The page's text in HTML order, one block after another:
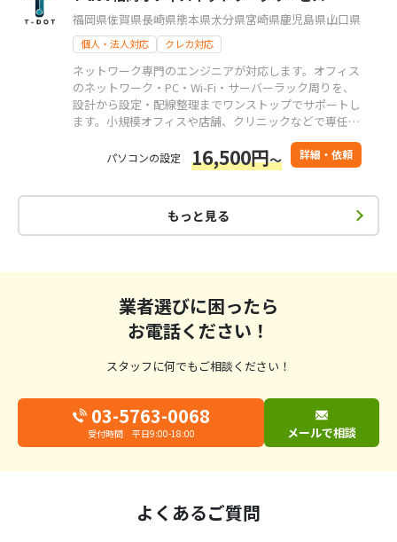
福岡県佐賀県長崎県熊本県大分県宮崎県鹿児島県山口県
個人・法人対応 クレカ対応
ネットワーク専門のエンジニアが対応します。オフィス
のネットワーク・PC・Wi‑Fi・サーバーラック周りを、
設計から設定・配線整理までワンストップでサポートし
ます。小規模オフィスや店舗、クリニックなどで専任の
担当者がいない環境のご相談もお任せください。
パソコンの設定 16,500円～ 詳細・依頼
もっと見る
業者選びに困ったら
お電話ください！
スタッフに何でもご相談ください！
03-5763-0068
受付時間 平日9:00-18:00 メールで相談
よくあるご質問